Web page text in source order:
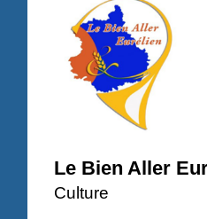
Le Bien Aller
Culture